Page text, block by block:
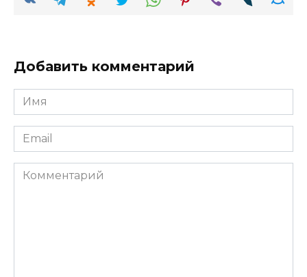
Добавить комментарий
Имя
Email
Комментарий